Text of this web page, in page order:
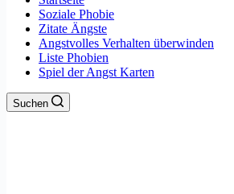
Soziale Phobie
Zitate Ängste
Angstvolles Verhalten überwinden
Liste Phobien
Spiel der Angst Karten
Suchen